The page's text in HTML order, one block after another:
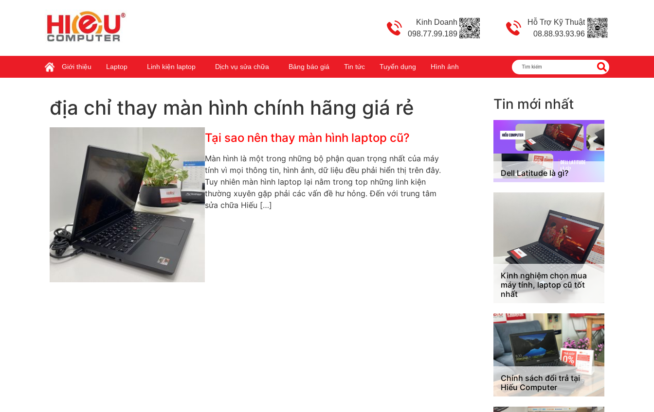
Kinh Doanh
098.77.99.189
Hỗ Trợ Kỹ Thuật
08.88.93.93.96
Giới thiệu Laptop Linh kiện laptop Dịch vụ sửa chữa Bảng báo giá Tin tức Tuyển dụng Hình ảnh
địa chỉ thay màn hình chính hãng giá rẻ
Tại sao nên thay màn hình laptop cũ?
Màn hình là một trong những bộ phận quan trọng nhất của máy
tính vì mọi thông tin, hình ảnh, dữ liệu đều phải hiển thị trên đây.
Tuy nhiên màn hình laptop lại nằm trong top những linh kiện
thường xuyên gặp phải các vấn đề hư hỏng. Đến với trung tâm
sửa chữa Hiếu […]
Tin mới nhất
Dell Latitude là gì?
Kinh nghiệm chọn mua
máy tính, laptop cũ tốt
nhất
Chính sách đổi trả tại
Hiếu Computer